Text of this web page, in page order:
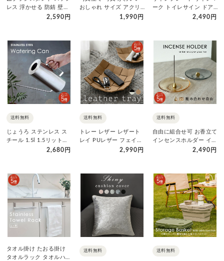
レス 浮かせる 防錆 壁掛
け 吊り掛け 歯ブラシ立
2,590円
おしゃれ サイズ アクリ
ル フォトフレーム ハガ
1,990円
ーク トイレサイン ドア
プレート ピクトサイン
2,490円
送料無料
じょうろ ステンレス ス
チール 1.5l 1.5リットル
錆びない おしゃれ…2,680円
送料無料
トレー レザー レザート
レイ PUレザー フェイク
レザー 正方形 小物入れ
2,990円
送料無料
自由に組合せ可 お香立て
インセンスホルダー イン
センストレー ガラス プ
2,490円
タオル掛け たおる掛け
タオルラック タオルハン
送料無料 送料無料